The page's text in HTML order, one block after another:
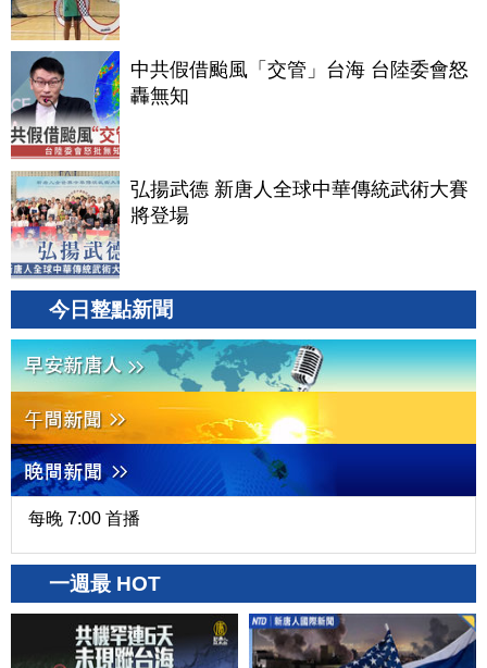
中共假借颱風「交管」台海 台陸委會怒
轟無知
弘揚武德 新唐人全球中華傳統武術大賽
將登場
今日整點新聞
每晚 7:00 首播
一週最 HOT